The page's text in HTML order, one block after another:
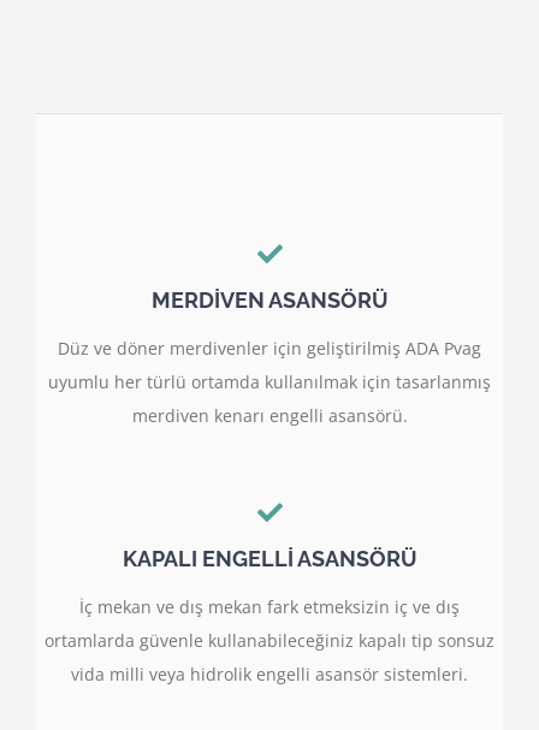
MERDİVEN ASANSÖRÜ
Düz ve döner merdivenler için geliştirilmiş ADA Pvag
uyumlu her türlü ortamda kullanılmak için tasarlanmış
merdiven kenarı engelli asansörü.
KAPALI ENGELLİ ASANSÖRÜ
İç mekan ve dış mekan fark etmeksizin iç ve dış
ortamlarda güvenle kullanabileceğiniz kapalı tip sonsuz
vida milli veya hidrolik engelli asansör sistemleri.